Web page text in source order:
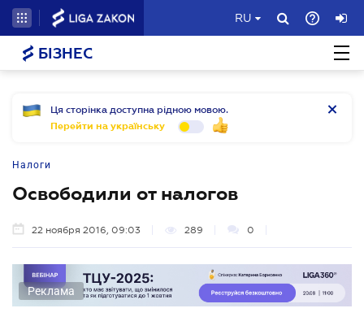
RU
БІЗНЕС
Ця сторінка доступна рідною мовою.
Перейти на українську
Налоги
Освободили от налогов
22 ноября 2016, 09:03 289 0
Реклама